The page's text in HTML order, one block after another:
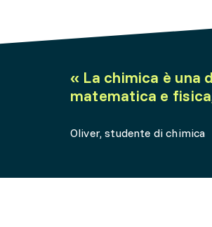
« La chimica è una
matematica e
Oliver, studente di chimica